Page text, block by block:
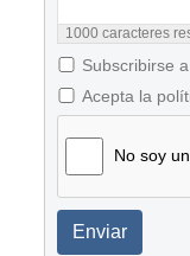
1000 caracteres
Subscribirse
Acepta la
No soy
Enviar